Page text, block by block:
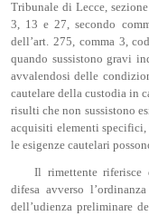
Tribunale di Lecce,
3, 13 e 27, secondo
dell’art. 275, comma 3,
quando sussistono gravi
avvalendosi delle
cautelare della custodia in
risulti che non sussistono
acquisiti elementi
le esigenze cautelari
Il rimettente riferisce
difesa avverso
dell’udienza preliminare